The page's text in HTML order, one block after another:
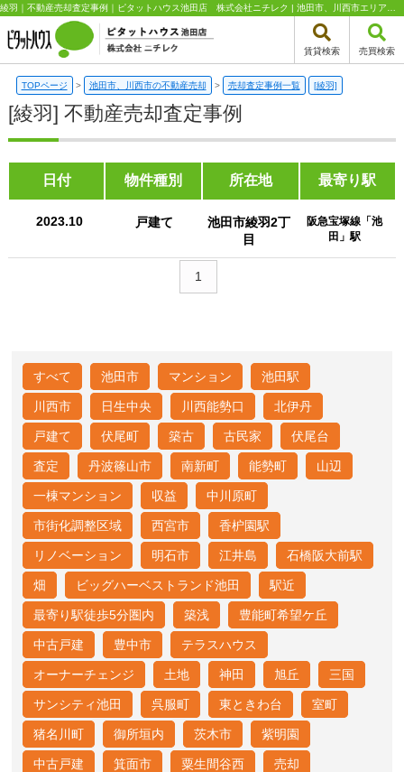
賃貸検索 売買検索
TOPページ > 池田市、川西市の不動産売却 > 売却査定事例一覧 [綾羽]
[綾羽] 不動産売却査定事例
日付 物件種別 所在地 最寄り駅
2023.10 戸建て
池田市綾羽2丁
目
阪急宝塚線「池
田」駅
1
すべて 池田市 マンション 池田駅
川西市 日生中央 川西能勢口 北伊丹
戸建て 伏尾町 築古 古民家 伏尾台
査定 丹波篠山市 南新町 能勢町 山辺
一棟マンション 収益 中川原町
市街化調整区域 西宮市 香枦園駅
リノベーション 明石市 江井島 石橋阪大前駅
畑 ビッグハーベストランド池田 駅近
最寄り駅徒歩5分圏内 築浅 豊能町希望ケ丘
中古戸建 豊中市 テラスハウス
オーナーチェンジ 土地 神田 旭丘 三国
サンシティ池田 呉服町 東ときわ台 室町
猪名川町 御所垣内 茨木市 紫明園
中古戸建 箕面市 粟生間谷西 売却